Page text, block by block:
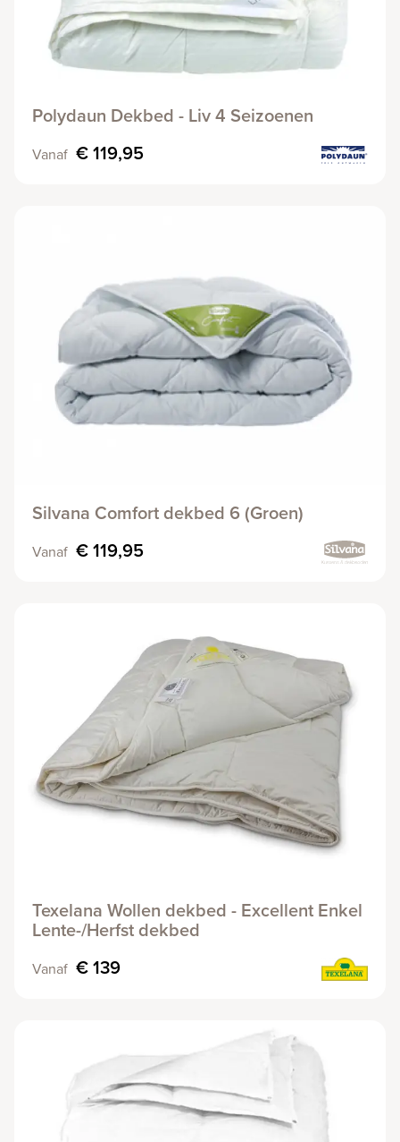
Polydaun Dekbed - Liv 4 Seizoenen
Vanaf € 119,95
Silvana Comfort dekbed 6 (Groen)
Vanaf € 119,95
Texelana Wollen dekbed - Excellent Enkel
Lente-/Herfst dekbed
Vanaf € 139